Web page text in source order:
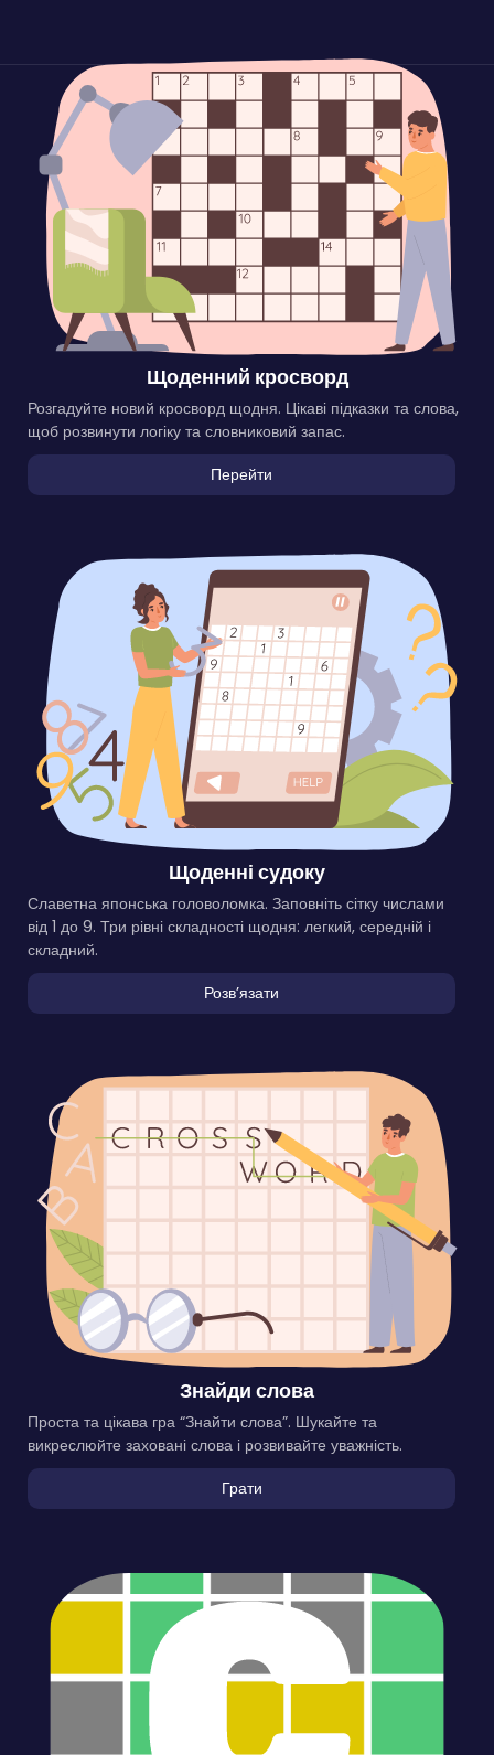
Щоденний кросворд
Розгадуйте новий кросворд щодня. Цікаві підказки та слова,
щоб розвинути логіку та словниковий запас.
Перейти
Щоденні судоку
Славетна японська головоломка. Заповніть сітку числами
від 1 до 9. Три рівні складності щодня: легкий, середній і
складний.
Розвʼязати
Знайди слова
Проста та цікава гра “Знайти слова”. Шукайте та
викреслюйте заховані слова і розвивайте уважність.
Грати